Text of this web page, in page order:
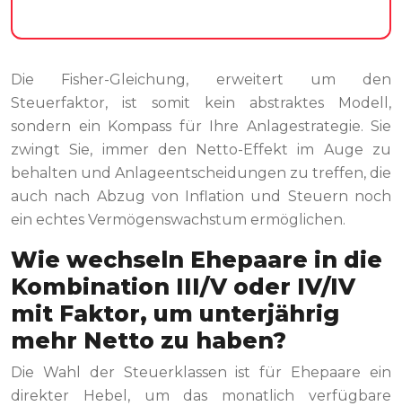
Die Fisher-Gleichung, erweitert um den
Steuerfaktor, ist somit kein abstraktes Modell,
sondern ein Kompass für Ihre Anlagestrategie. Sie
zwingt Sie, immer den Netto-Effekt im Auge zu
behalten und Anlageentscheidungen zu treffen, die
auch nach Abzug von Inflation und Steuern noch
ein echtes Vermögenswachstum ermöglichen.
Wie wechseln Ehepaare in die
Kombination III/V oder IV/IV
mit Faktor, um unterjährig
mehr Netto zu haben?
Die Wahl der Steuerklassen ist für Ehepaare ein
direkter Hebel, um das monatlich verfügbare